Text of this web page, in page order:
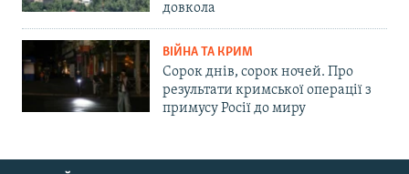
довкола
ВІЙНА ТА КРИМ
Сорок днів, сорок ночей. Про
результати кримської операції з
примусу Росії до миру